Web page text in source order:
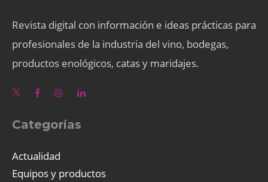
Revista digital con información e ideas prácticas para
profesionales de la industria del vino, bodegas,
productos enológicos, catas y maridajes.
Categorías
Actualidad
Equipos y productos